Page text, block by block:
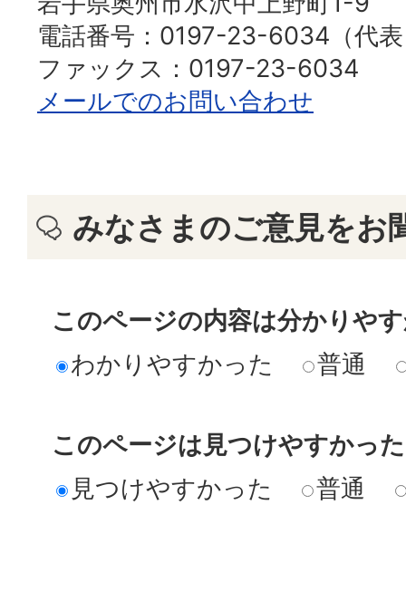
電話番号：0197-23-6034（代
ファックス：0197-23-6034
メールでのお問い合わせ
みなさまのご意見をお
このページの内容は分かりや
わかりやすかった
普通
このページは見つけやすかっ
見つけやすかった
普通